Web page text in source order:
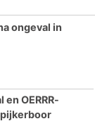
ongeval in
OERRR-